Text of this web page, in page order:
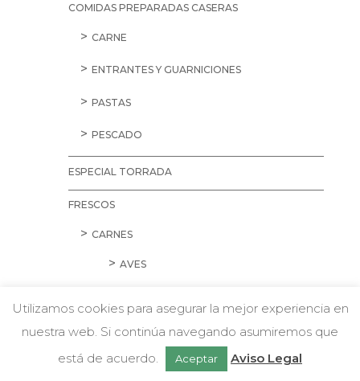
COMIDAS PREPARADAS CASERAS
CARNE
ENTRANTES Y GUARNICIONES
PASTAS
PESCADO
ESPECIAL TORRADA
FRESCOS
CARNES
AVES
CERDO
CORDERO Y CONEJO
w Chatea con nosotros
Utilizamos cookies para asegurar la mejor experiencia en
nuestra web. Si continúa navegando asumiremos que
está de acuerdo.
Aceptar Aviso Legal